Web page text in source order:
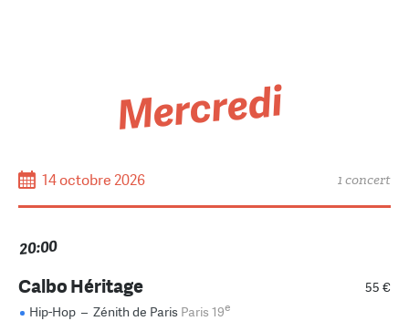
Mercredi
14 octobre 2026 1 concert
20:00
55 €
Calbo Héritage
Hip-Hop – Zénith de Paris Paris 19e